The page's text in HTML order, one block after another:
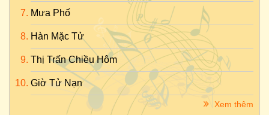
Mưa Phố
Hàn Mặc Tử
Thị Trấn Chiều Hôm
Giờ Tử Nạn
Xem thêm